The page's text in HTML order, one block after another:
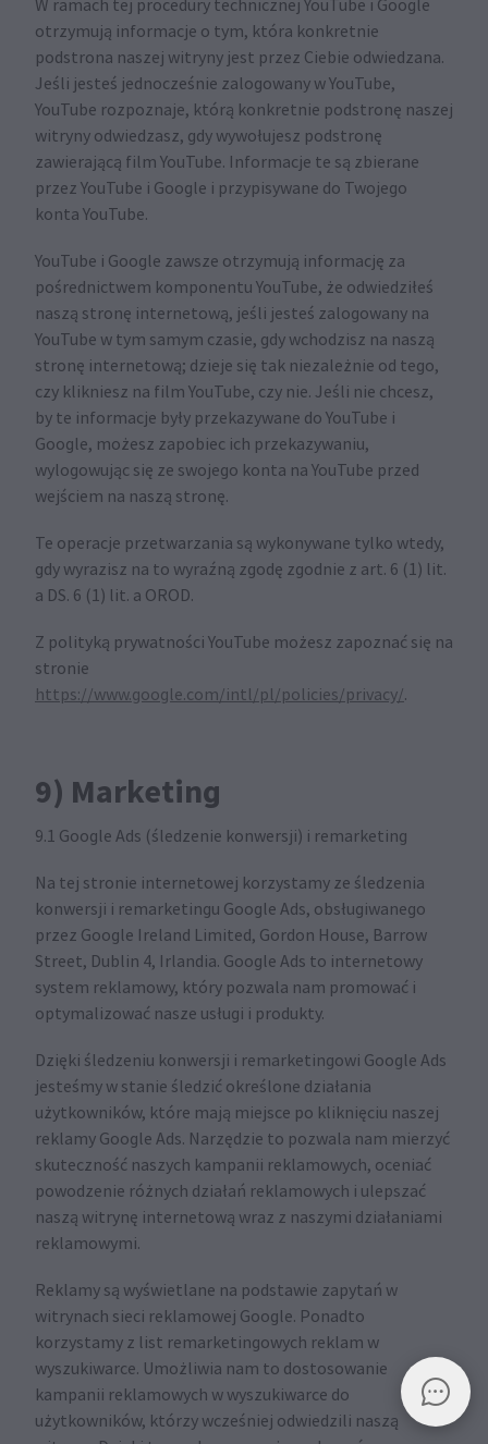
W ramach tej procedury technicznej YouTube i Google
otrzymują informacje o tym, która konkretnie
podstrona naszej witryny jest przez Ciebie odwiedzana.
Jeśli jesteś jednocześnie zalogowany w YouTube,
YouTube rozpoznaje, którą konkretnie podstronę naszej
witryny odwiedzasz, gdy wywołujesz podstronę
zawierającą film YouTube. Informacje te są zbierane
przez YouTube i Google i przypisywane do Twojego
konta YouTube.
YouTube i Google zawsze otrzymują informację za
pośrednictwem komponentu YouTube, że odwiedziłeś
naszą stronę internetową, jeśli jesteś zalogowany na
YouTube w tym samym czasie, gdy wchodzisz na naszą
stronę internetową; dzieje się tak niezależnie od tego,
czy klikniesz na film YouTube, czy nie. Jeśli nie chcesz,
by te informacje były przekazywane do YouTube i
Google, możesz zapobiec ich przekazywaniu,
wylogowując się ze swojego konta na YouTube przed
wejściem na naszą stronę.
Te operacje przetwarzania są wykonywane tylko wtedy,
gdy wyrazisz na to wyraźną zgodę zgodnie z art. 6 (1) lit.
a DS. 6 (1) lit. a OROD.
Z polityką prywatności YouTube możesz zapoznać się na
stronie
https://www.google.com/intl/pl/policies/privacy/.
9) Marketing
9.1 Google Ads (śledzenie konwersji) i remarketing
Na tej stronie internetowej korzystamy ze śledzenia
konwersji i remarketingu Google Ads, obsługiwanego
przez Google Ireland Limited, Gordon House, Barrow
Street, Dublin 4, Irlandia. Google Ads to internetowy
system reklamowy, który pozwala nam promować i
optymalizować nasze usługi i produkty.
Dzięki śledzeniu konwersji i remarketingowi Google Ads
jesteśmy w stanie śledzić określone działania
użytkowników, które mają miejsce po kliknięciu naszej
reklamy Google Ads. Narzędzie to pozwala nam mierzyć
skuteczność naszych kampanii reklamowych, oceniać
powodzenie różnych działań reklamowych i ulepszać
naszą witrynę internetową wraz z naszymi działaniami
reklamowymi.
Reklamy są wyświetlane na podstawie zapytań w
witrynach sieci reklamowej Google. Ponadto
korzystamy z list remarketingowych reklam w
wyszukiwarce. Umożliwia nam to dostosowanie
kampanii reklamowych w wyszukiwarce do
użytkowników, którzy wcześniej odwiedzili naszą